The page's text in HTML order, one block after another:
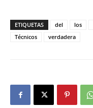
ETIQUETAS del los
Técnicos
verdadera